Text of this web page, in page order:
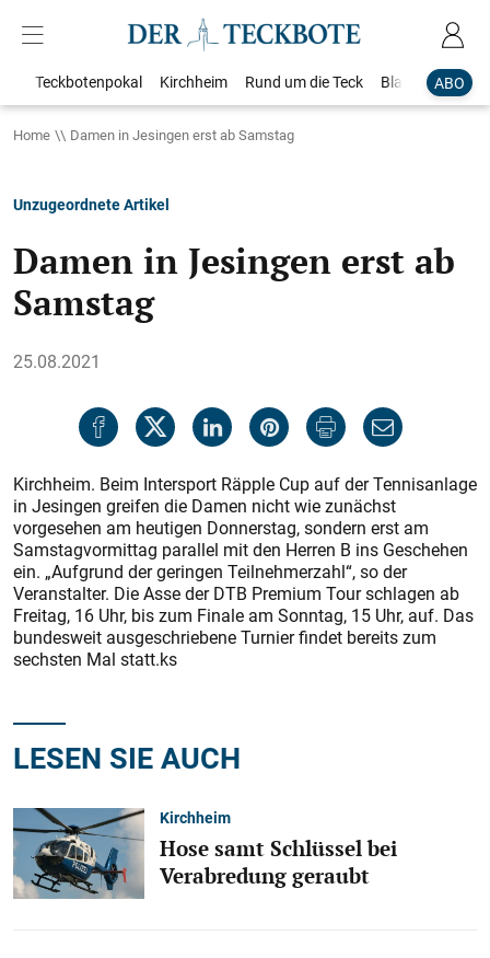
ABO
Teckbotenpokal Kirchheim Rund um die Teck Blaulicht
Home Damen in Jesingen erst ab Samstag
Unzugeordnete Artikel
Damen in Jesingen erst ab
Samstag
25.08.2021
Kirchheim. Beim Intersport Räpple Cup auf der Tennisanlage
in Jesingen greifen die Damen nicht wie zunächst
vorgesehen am heutigen Donnerstag, sondern erst am
Samstagvormittag parallel mit den Herren B ins Geschehen
ein. „Aufgrund der geringen Teilnehmerzahl“, so der
Veranstalter. Die Asse der DTB Premium Tour schlagen ab
Freitag, 16 Uhr, bis zum Finale am Sonntag, 15 Uhr, auf. Das
bundesweit ausgeschriebene Turnier findet bereits zum
sechsten Mal statt.ks
LESEN SIE AUCH
Kirchheim
Hose samt Schlüssel bei
Verabredung geraubt